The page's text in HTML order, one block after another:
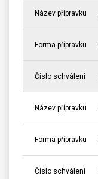
Název přípravku
Forma přípravku
Číslo schválení
Název přípravku
Forma přípravku
Číslo schválení